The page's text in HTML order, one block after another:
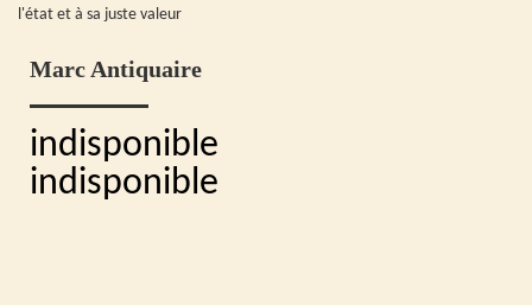
l'état et à sa juste valeur
Marc Antiquaire
indisponible
indisponible